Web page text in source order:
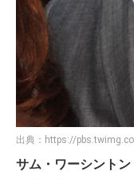
出典： https://
サム・ワーシントン